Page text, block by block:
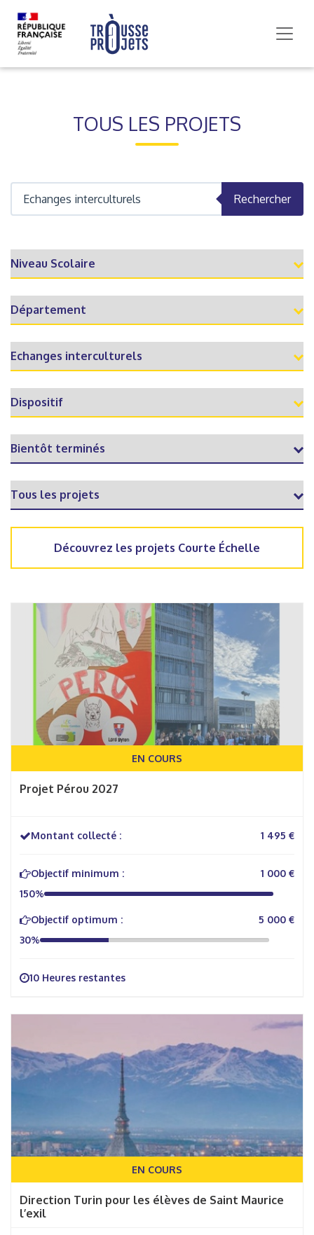
TOUS LES PROJETS
Rechercher
Découvrez les projets Courte Échelle
EN COURS
Projet Pérou 2027
Montant collecté : 1 495 €
Objectif minimum :
1 000 €
150%
Objectif optimum :
5 000 €
30%
10 Heures restantes
EN COURS
Direction Turin pour les élèves de Saint Maurice
l’exil